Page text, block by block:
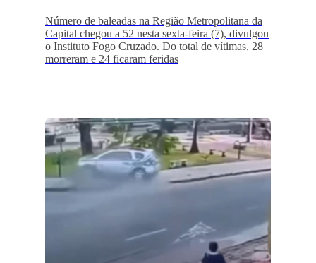
Número de baleadas na Região Metropolitana da
Capital chegou a 52 nesta sexta-feira (7), divulgou
o Instituto Fogo Cruzado. Do total de vítimas, 28
morreram e 24 ficaram feridas